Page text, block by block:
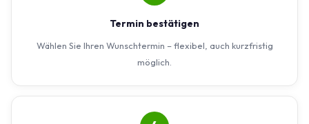
Termin bestätigen
Wählen Sie Ihren Wunschtermin – flexibel, auch kurzfristig
möglich.